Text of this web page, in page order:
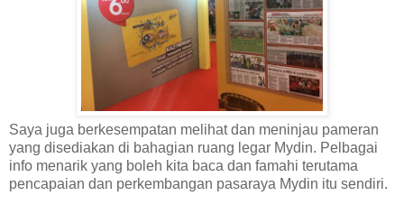
Saya juga berkesempatan melihat dan meninjau pameran
yang disediakan di bahagian ruang legar Mydin. Pelbagai
info menarik yang boleh kita baca dan famahi terutama
pencapaian dan perkembangan pasaraya Mydin itu sendiri.